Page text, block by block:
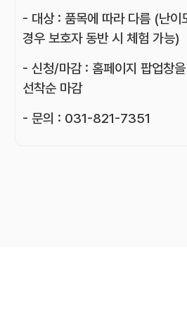
- 대상 : 품목에 따라 다름 (난이
경우 보호자 동반 시 체험 가능)
- 신청/마감 : 홈페이지 팝업창
선착순 마감
- 문의 : 031-821-7351